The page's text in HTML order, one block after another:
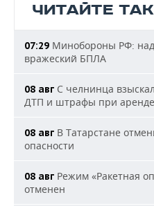
ЧИТАЙТЕ
07:29 Минобороны РФ:
вражеский БПЛА
08 авг С челнинца
ДТП и штрафы при
08 авг В Татарстане
опасности
08 авг Режим «Ракетная
отменен